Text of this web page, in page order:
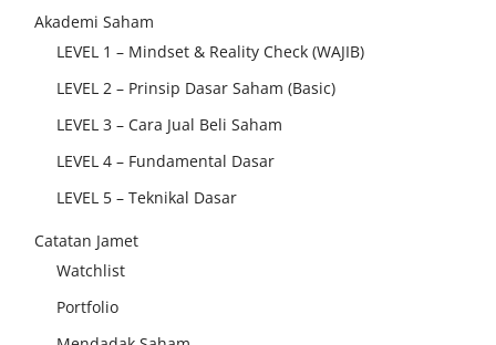
Akademi Saham
LEVEL 1 – Mindset & Reality Check (WAJIB)
LEVEL 2 – Prinsip Dasar Saham (Basic)
LEVEL 3 – Cara Jual Beli Saham
LEVEL 4 – Fundamental Dasar
LEVEL 5 – Teknikal Dasar
Catatan Jamet
Watchlist
Portfolio